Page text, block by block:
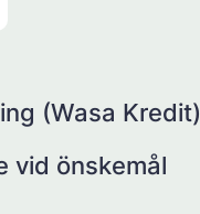
(Wasa Kredit)
vid önskemål